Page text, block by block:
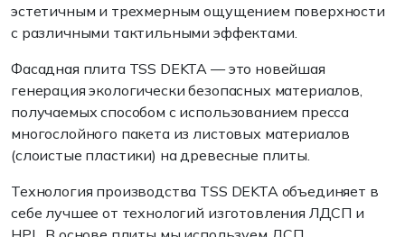
эстетичным и трехмерным ощущением поверхности
с различными тактильными эффектами.
Фасадная плита TSS DEKTA — это новейшая
генерация экологически безопасных материалов,
получаемых способом с использованием пресса
многослойного пакета из листовых материалов
(слоистые пластики) на древесные плиты.
Технология производства TSS DEKTA объединяет в
себе лучшее от технологий изготовления ЛДСП и